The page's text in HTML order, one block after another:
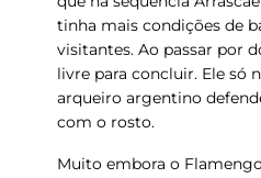
tinha mais condições de
visitantes. Ao passar por
livre para concluir. Ele só
arqueiro argentino
com o rosto.
Muito embora o